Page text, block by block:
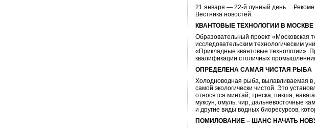
21 января — 22-й лунный день…
Вестника новостей.
КВАНТОВЫЕ ТЕХНОЛОГИИ В МОСКВЕ
Образовательный проект
исследовательским технологическим
«Прикладные квантовые технологии».
квалификации столичных
ОПРЕДЕЛЕНА САМАЯ ЧИСТАЯ РЫБА
Холодноводная рыба, вылавливаемая в
самой экологически чистой. Это
относятся минтай, треска, пикша,
муксун, омуль, чир, дальневосточные
и другие виды водных биоресурсов,
ПОМИЛОВАНИЕ – ШАНС НАЧАТЬ